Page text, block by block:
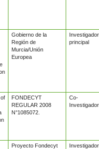
Gobierno de la
Región de
Murcia/Unión
Europea
Investigador
principal
FONDECYT
REGULAR 2008
N°1085072.
Co-
Investigador
Proyecto Fondecyt
Investigador